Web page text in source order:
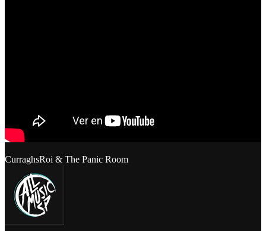
CurraghsRoi & The Panic Room